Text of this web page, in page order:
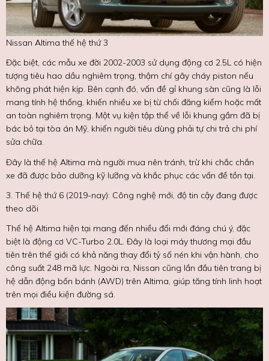
Nissan Altima thế hệ thứ 3
Đặc biệt, các mẫu xe đời 2002-2003 sử dụng động cơ 2.5L có hiện
tượng tiêu hao dầu nghiêm trọng, thậm chí gây cháy piston nếu
không phát hiện kịp. Bên cạnh đó, vấn đề gỉ khung sàn cũng là lỗi
mang tính hệ thống, khiến nhiều xe bị từ chối đăng kiểm hoặc mất
an toàn nghiêm trọng. Một vụ kiện tập thể về lỗi khung gầm đã bị
bác bỏ tại tòa án Mỹ, khiến người tiêu dùng phải tự chi trả chi phí
sửa chữa.
Đây là thế hệ Altima mà người mua nên tránh, trừ khi chắc chắn
xe đã được bảo dưỡng kỹ lưỡng và khắc phục các vấn đề tồn tại.
3. Thế hệ thứ 6 (2019-nay): Công nghệ mới, độ tin cậy đang được
theo dõi
Thế hệ Altima hiện tại mang đến nhiều đổi mới đáng chú ý, đặc
biệt là động cơ VC-Turbo 2.0L. Đây là loại máy thương mại đầu
tiên trên thế giới có khả năng thay đổi tỷ số nén khi vận hành, cho
công suất 248 mã lực. Ngoài ra, Nissan cũng lần đầu tiên trang bị
hệ dẫn động bốn bánh (AWD) trên Altima, giúp tăng tính linh hoạt
trên mọi điều kiện đường sá.